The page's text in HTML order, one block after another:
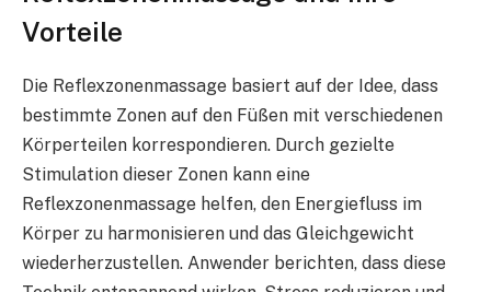
Vorteile
Die Reflexzonenmassage basiert auf der Idee, dass
bestimmte Zonen auf den Füßen mit verschiedenen
Körperteilen korrespondieren. Durch gezielte
Stimulation dieser Zonen kann eine
Reflexzonenmassage helfen, den Energiefluss im
Körper zu harmonisieren und das Gleichgewicht
wiederherzustellen. Anwender berichten, dass diese